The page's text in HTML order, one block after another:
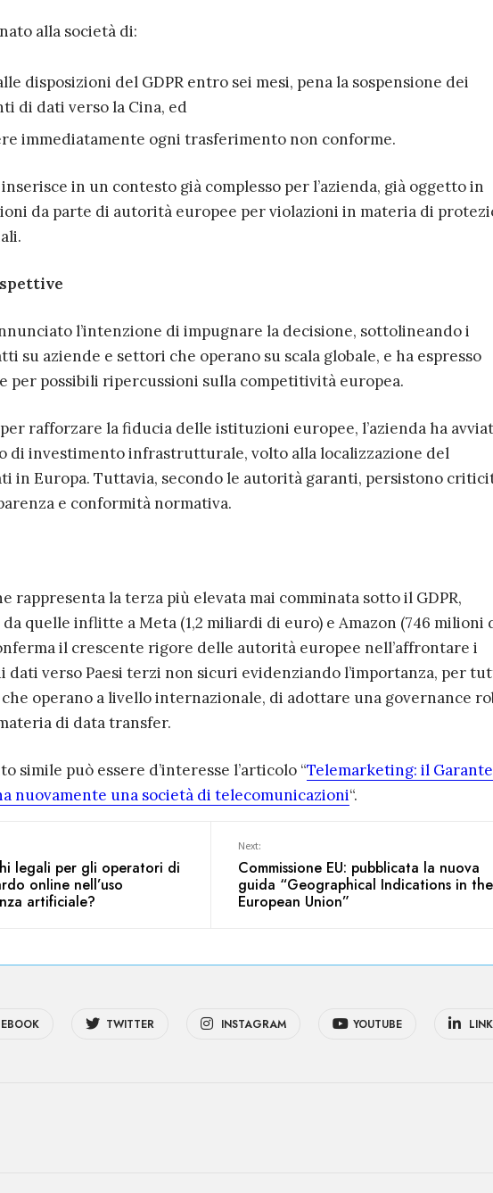
alla società di:
disposizioni del GDPR entro sei mesi, pena la sospensione dei
di dati verso la Cina, ed
immediatamente ogni trasferimento non conforme.
in un contesto già complesso per l’azienda, già oggetto in
da parte di autorità europee per violazioni in materia di
l’intenzione di impugnare la decisione, sottolineando i
su aziende e settori che operano su scala globale, e ha espresso
per possibili ripercussioni sulla competitività europea.
rafforzare la fiducia delle istituzioni europee, l’azienda ha
di investimento infrastrutturale, volto alla localizzazione del
in Europa. Tuttavia, secondo le autorità garanti, persistono
e conformità normativa.
rappresenta la terza più elevata mai comminata sotto il GDPR,
quelle inflitte a Meta (1,2 miliardi di euro) e Amazon (746 milioni
il crescente rigore delle autorità europee nell’affrontare i
verso Paesi terzi non sicuri evidenziando l’importanza, per
operano a livello internazionale, di adottare una governance
di data transfer.
simile può essere d’interesse l’articolo “Telemarketing: il Garante
nuovamente una società di telecomunicazioni“.
legali per gli operatori di
online nell’uso
artificiale?
Next:
Commissione EU: pubblicata la nuova
guida “Geographical Indications in the
European Union”
TWITTER INSTAGRAM YOUTUBE